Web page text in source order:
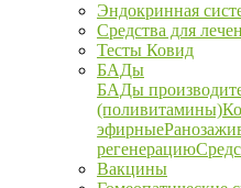
Эндокринная
Средства для
Тесты Ковид
БАДы
БАДы
(поливитамины)
эфирные
регенерацию
Вакцины